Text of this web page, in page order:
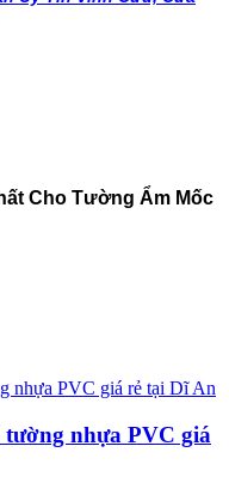
Cho Tường Ẩm Mốc
nhựa PVC giá